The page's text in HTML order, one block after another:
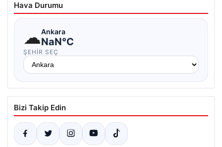
Hava Durumu
☁Ankara
NaN°C
ŞEHIR SEÇ
Bizi Takip Edin